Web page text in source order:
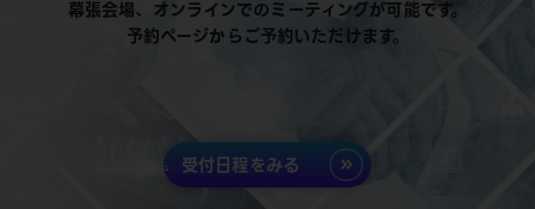
幕張会場、オンラインでのミーティングが可能です。
予約ページからご予約いただけます。
受付日程をみる